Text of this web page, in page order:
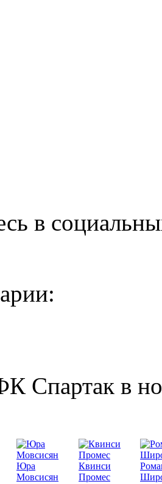
в
Спартак в
Юра
Мовсисян
Квинси
Промес